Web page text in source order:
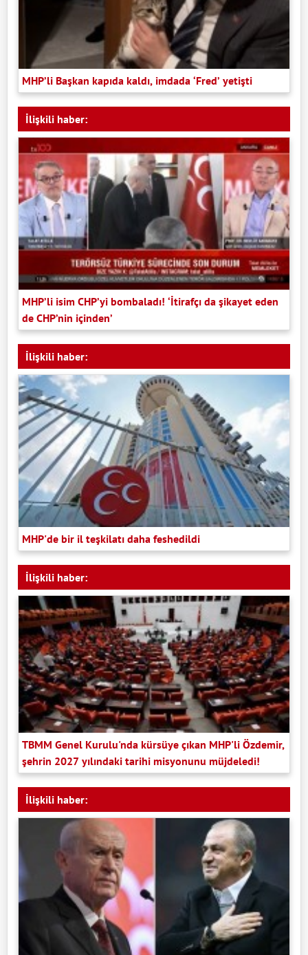
MHP’li Başkan kapıda kaldı, imdada ‘Fred’ yetişti
İlişkili haber:
MHP’li isim CHP’yi bombaladı! ‘İtirafçı da şikayet eden
de CHP’nin içinden’
İlişkili haber:
MHP'de bir il teşkilatı daha feshedildi
İlişkili haber:
TBMM Genel Kurulu'nda kürsüye çıkan MHP'li Özdemir,
şehrin 2027 yılındaki tarihi misyonunu müjdeledi!
İlişkili haber: